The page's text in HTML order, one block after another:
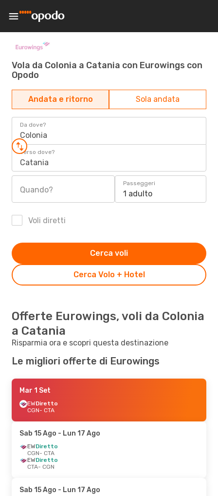
Vola da Colonia a Catania con Eurowings con
Opodo
Andata e ritorno Sola andata
Da dove?
Colonia
Verso dove?
Catania
Quando?
Passeggeri
1 adulto
Voli diretti
Cerca Volo + Hotel
Cerca voli
Offerte Eurowings, voli da Colonia
a Catania
Risparmia ora e scopri questa destinazione
Le migliori offerte di Eurowings
Mar 1 Set
EWDiretto
CGN- CTA
Sab 15 Ago - Lun 17 Ago
EWDiretto
CGN- CTA
EWDiretto
CTA- CGN
Sab 15 Ago - Lun 17 Ago